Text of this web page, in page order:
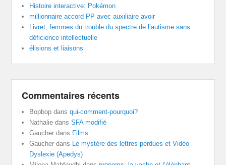
Histoire interactive: Pokémon
millionnaire accord PP avec auxiliaire avoir
Livret, femmes du trouble du spectre de l’autisme sans
déficience intellectuelle
élisions et liaisons
Commentaires récents
Bopbop dansqui-comment-pourquoi?
Nathalie dansSFA modifié
Gaucher dans Films
Gaucher dans Le mystère des lettres perdues et Vidéo
Dyslexie (Apedys)